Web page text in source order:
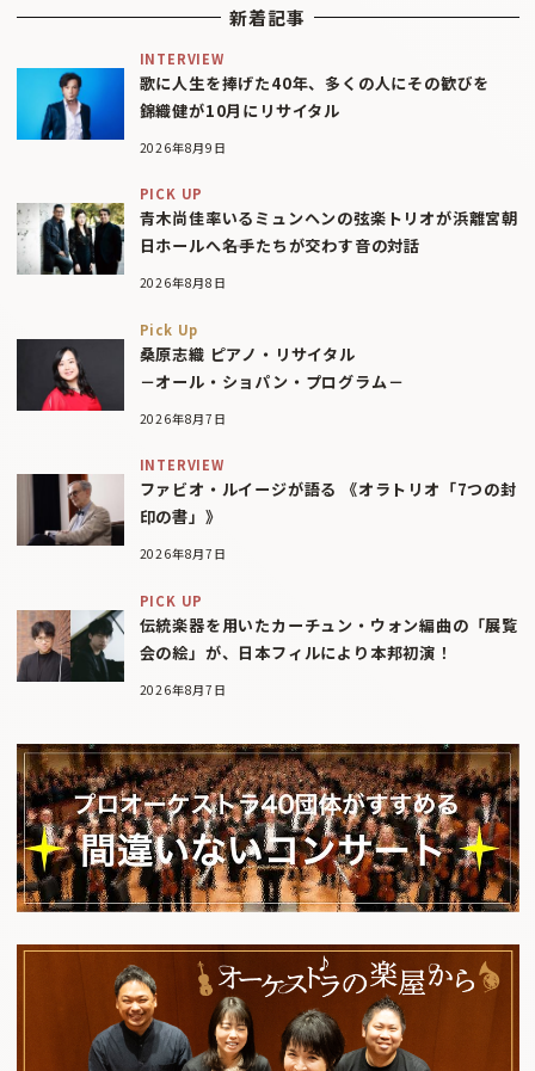
新着記事
INTERVIEW
歌に人生を捧げた40年、多くの人にその歓びを
錦織健が10月にリサイタル
2026年8月9日
PICK UP
青木尚佳率いるミュンヘンの弦楽トリオが浜離宮朝
日ホールへ――名手たちが交わす音の対話
2026年8月8日
Pick Up
桑原志織 ピアノ・リサイタル
－オール・ショパン・プログラム－
2026年8月7日
INTERVIEW
ファビオ・ルイージが語る 《オラトリオ「7つの封
印の書」》
2026年8月7日
PICK UP
伝統楽器を用いたカーチュン・ウォン編曲の「展覧
会の絵」が、日本フィルにより本邦初演！
2026年8月7日